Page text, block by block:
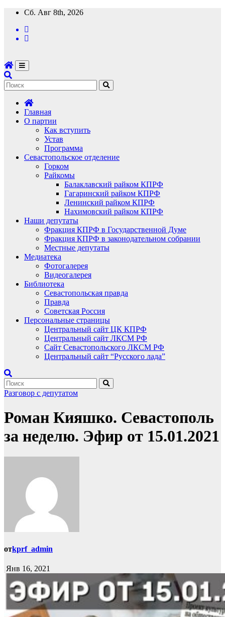
Перейти
содержимому
Сб. Авг 8th, 2026
Главная
О партии
Как вступить
Устав
Программа
Севастопольское отделение
Горком
Райкомы
Балаклавский райком КПРФ
Гагаринский райком КПРФ
Ленинский райком КПРФ
Нахимовский райком КПРФ
Наши депутаты
Фракция КПРФ в Государственной Думе
Фракция КПРФ в законодательном собрании
Местные депутаты
Медиатека
Фотогалерея
Видеогалерея
Библиотека
Севастопольская правда
Правда
Советская Россия
Персональные страницы
Центральный сайт ЦК КПРФ
Центральный сайт ЛКСМ РФ
Сайт Севастопольского ЛКСМ РФ
Центральный сайт “Русского лада”
Разговор с депутатом
Роман Кияшко. Севастополь
за неделю. Эфир от 15.01.2021
отkprf_admin
Янв 16, 2021